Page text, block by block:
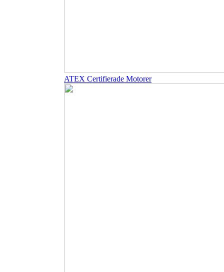
ATEX Certifierade Motorer